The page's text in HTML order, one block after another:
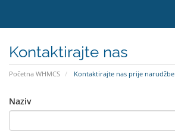
Kontaktirajte nas
Početna WHMCS Kontaktirajte nas prije narudžbe
Naziv